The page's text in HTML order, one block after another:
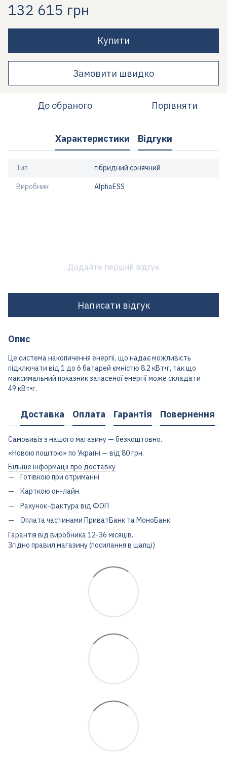
132 615 грн
Купити
Замовити швидко
До обраного Порівняти
Характеристики Відгуки
Тип гібридний сонячний
Виробник AlphaESS
Додайте перший відгук
Написати відгук
Опис
Це система накопичення енергії, що надає можливість
підключати від 1 до 6 батарей ємністю 8.2 кВт•г, так що
максимальний показник запасеної енергії може складати
49 кВт•г.
Доставка Оплата Гарантія Повернення
Самовивіз з нашого магазину — безкоштовно.
«Новою поштою» по Україні — від 80 грн.
Більше інформації про доставку
Готівкою при отриманні
Карткою он-лайн
Рахунок-фактура від ФОП
Оплата частинами ПриватБанк та МоноБанк
Гарантія від виробника 12-36 місяців.
Згідно правил магазину (посилання в шапці)